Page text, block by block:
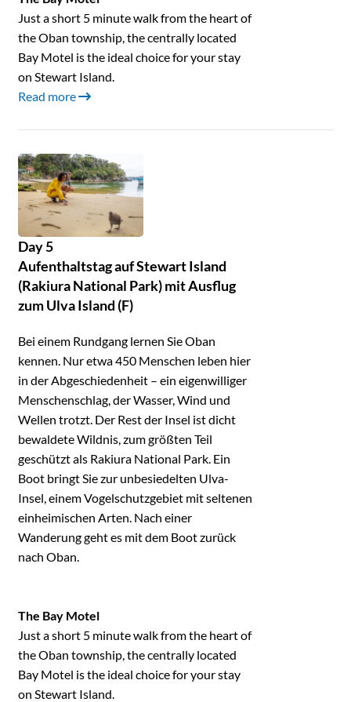
Just a short 5 minute walk from the heart of
the Oban township, the centrally located
Bay Motel is the ideal choice for your stay
on Stewart Island.
Read more
Day 5
Aufenthaltstag auf Stewart Island
(Rakiura National Park) mit Ausflug
zum Ulva Island (F)
Bei einem Rundgang lernen Sie Oban
kennen. Nur etwa 450 Menschen leben hier
in der Abgeschiedenheit – ein eigenwilliger
Menschenschlag, der Wasser, Wind und
Wellen trotzt. Der Rest der Insel ist dicht
bewaldete Wildnis, zum größten Teil
geschützt als Rakiura National Park. Ein
Boot bringt Sie zur unbesiedelten Ulva-
Insel, einem Vogelschutzgebiet mit seltenen
einheimischen Arten. Nach einer
Wanderung geht es mit dem Boot zurück
nach Oban.
The Bay Motel
Just a short 5 minute walk from the heart of
the Oban township, the centrally located
Bay Motel is the ideal choice for your stay
on Stewart Island.